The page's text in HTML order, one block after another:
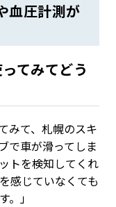
血圧計測が
てみてどう
みて、札幌のスキ
で車が滑ってしま
トを検知してくれ
感じていなくても
」